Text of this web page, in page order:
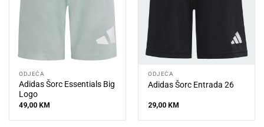
ODJEĆA
Adidas Šorc Essentials Big
Logo
49,00 KM
ODJEĆA
Adidas Šorc Entrada 26
29,00 KM